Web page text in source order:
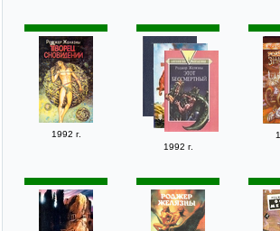
1992 г.
1992 г.